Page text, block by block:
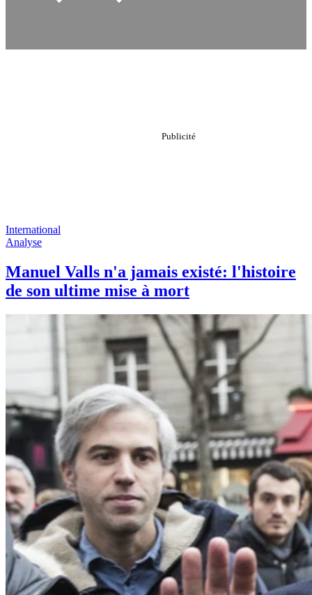
International
Analyse
Manuel Valls n'a jamais existé: l'histoire
de son ultime mise à mort